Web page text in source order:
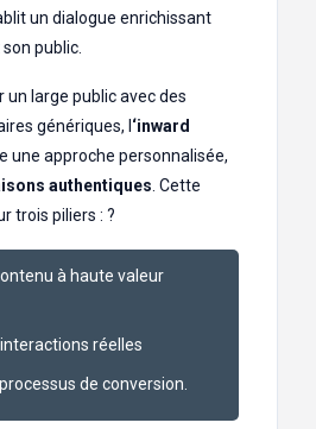
un dialogue enrichissant
public.
un large public avec des
génériques, l ‘inward
une approche personnalisée,
authentiques . Cette
trois piliers : ?
à haute valeur
réelles
de conversion.